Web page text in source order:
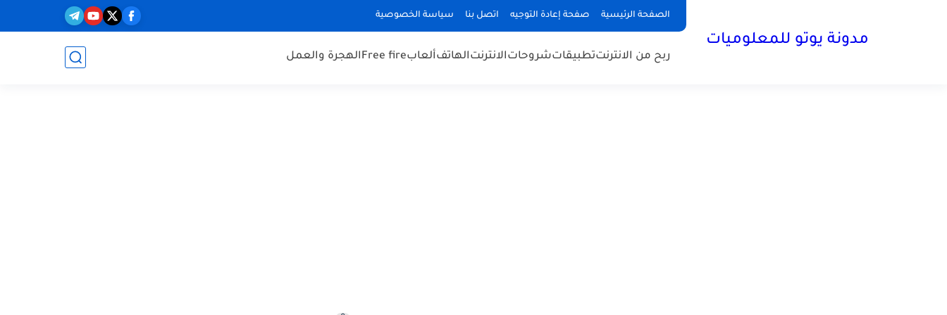
الصفحة الرئيسية صفحة إعادة التوجيه اتصل بنا سياسة الخصوصية
مدونة يوتو للمعلوميات
ربح من الانترنتتطبيقاتشروحاتالانترنتالهاتفألعابFree fireالهجرة والعمل